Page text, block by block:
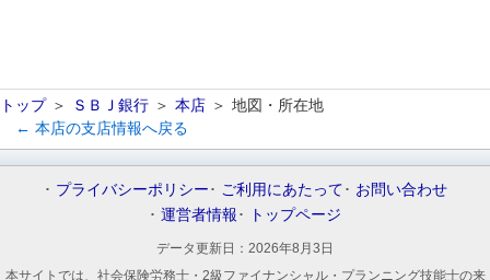
トップ ＳＢＪ銀行 本店
地図・所在地
← 本店の支店情報へ戻る
プライバシーポリシー ご利用にあたって
お問い合わせ
運営者情報
トップページ
データ更新日： 2026年8月3日
本サイトでは、社会保険労務士・2級ファイナンシャル・プランニング技能士の来